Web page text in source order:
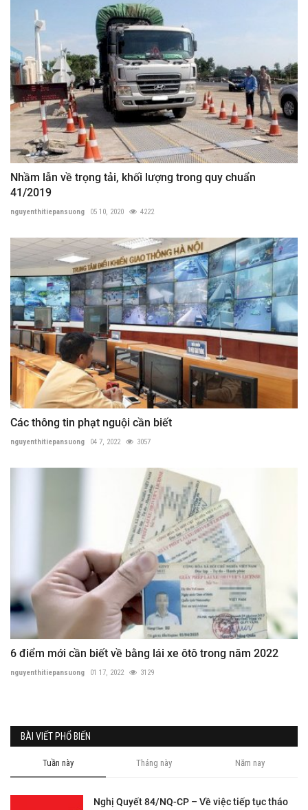
Nhầm lẫn về trọng tải, khối lượng trong quy chuẩn
41/2019
nguyenthitiepansuong 05 10, 2020 4222
Các thông tin phạt nguội cần biết
nguyenthitiepansuong 04 7, 2022 3057
6 điểm mới cần biết về bằng lái xe ôtô trong năm 2022
nguyenthitiepansuong 01 17, 2022 3129
BÀI VIẾT PHỔ BIẾN
Tuần này Tháng này Năm nay
Nghị Quyết 84/NQ-CP – Về việc tiếp tục tháo